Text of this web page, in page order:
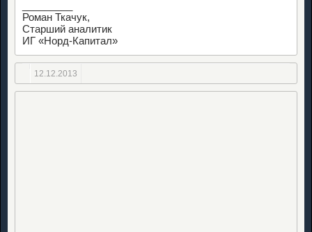
Роман Ткачук,
Старший аналитик
ИГ «Норд-Капитал»
12.12.2013